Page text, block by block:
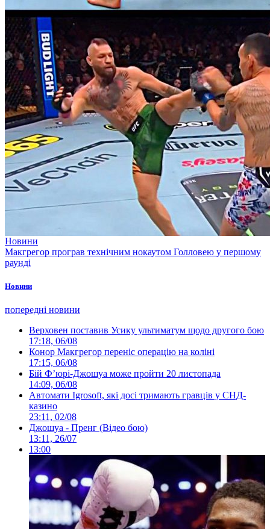
Новини
Макгрегор програв технічним нокаутом Голловею у першому
раунді
Новини
попередні новини
Верховен поставив Усику ультиматум щодо другого бою
17:18, 06/08
Конор Макгрегор переніс операцію на коліні
17:15, 06/08
Бій Ф’юрі-Джошуа може пройти 20 листопада
14:09, 06/08
Автомати Igrosoft, які досі тримають гравців у СНД-
казино
23:11, 02/08
Джошуа - Пренг (Відео бою)
13:11, 26/07
13:00